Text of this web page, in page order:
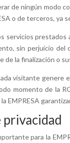
de ningún modo
o de terceros, ya
servicios prestados
sin perjuicio del
de la finalización o
visitante genere
momento de la
EMPRESA
privacidad
para la